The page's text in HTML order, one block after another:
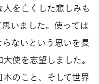
を亡くした悲しみも
いました。使っては
ないという思いを長
使を志望しました。
のこと、そして世界